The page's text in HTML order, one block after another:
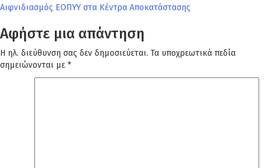
άρθρων
Αιφνιδιασμός ΕΟΠΥΥ στα Κέντρα Αποκατάστασης
Αφήστε μια απάντηση
Η ηλ. διεύθυνση σας δεν δημοσιεύεται. Τα υποχρεωτικά πεδία
σημειώνονται με *